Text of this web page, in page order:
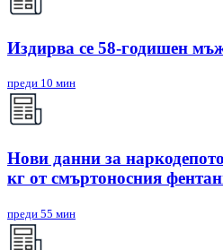
Издирва се 58-годишен
преди 10 мин
Нови данни за
кг от смъртоносния
преди 55 мин